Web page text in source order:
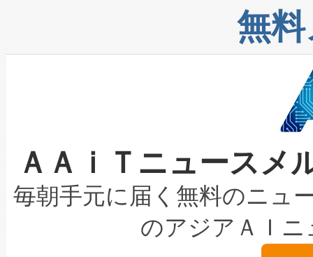
上げおよび商用化段階におけ
設備整備および立ち上げ調整
加組織は、Enzeneのバイオ
選定された製品について、自
取得できる可能性もあります
設には、3億～4億ドルかか
最高経営責任者（CEO）であ
す。「当社のfully-connected
ームを利用すれば、6,000万
増加しているデータセンター
る電力網に大きな負担をかけ
事業者の負担軽減という課題
系統連系を迅速にし、ピーク
限を超えて利用可能な電力容
持できるよう貢献します。こ
ービスレベル契約（SLA）違
テリー性能の劣化によるダウ
念は、現在データセンターが
リューション「Avia 2」を発
したAvia 2は、1,000メート
狭視野のFOVを切り替えるこ
ケーブル、枝などの細かな対
なレーザースポットにより、
な環境下でも豊かなディテー
キロメートル範囲を検出
LiDAR for Inspections,
は1535 nmレーザーを搭載。
無
ＡＡｉＴニュース
毎朝手元に届く無料のニュ
のアジアＡＩ